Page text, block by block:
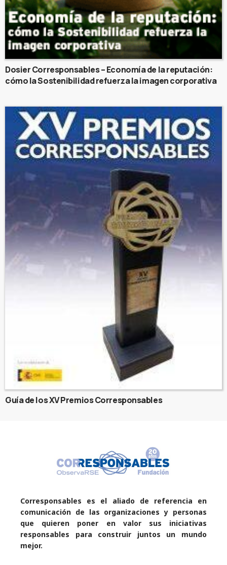
Dosier Corresponsables – Economía de la reputación:
cómo la Sostenibilidad refuerza la imagen corporativa
Guía de los XV Premios Corresponsables
Corresponsables es el aliado de referencia en
comunicación de las organizaciones y personas
que quieren poner en valor sus iniciativas
responsables para construir juntos un mundo
mejor.